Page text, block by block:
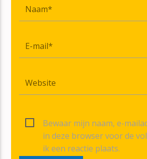
Bewaar mijn naam, e-
in deze browser voor de
ik een reactie plaats.